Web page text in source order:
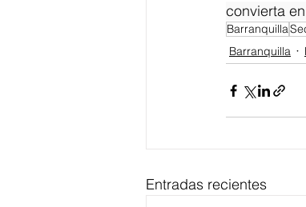
convierta
Barranquilla
Barranquilla
Entradas recientes